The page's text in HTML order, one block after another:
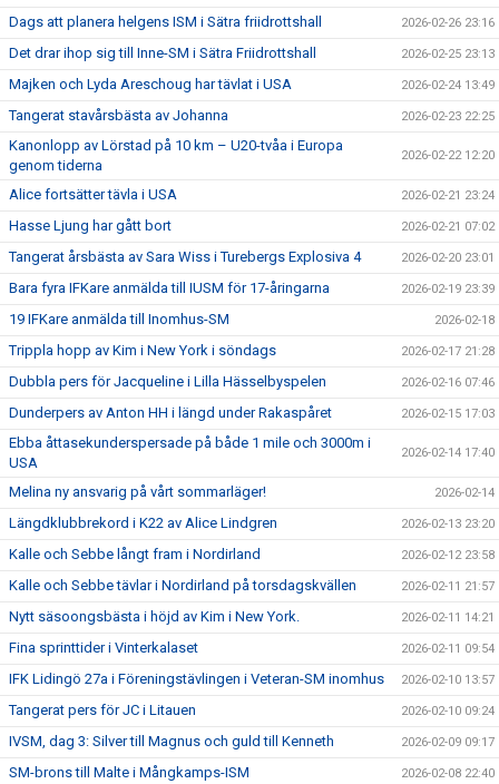
Dags att planera helgens ISM i Sätra friidrottshall 2026-02-26 23:16
Det drar ihop sig till Inne-SM i Sätra Friidrottshall 2026-02-25 23:13
Majken och Lyda Areschoug har tävlat i USA 2026-02-24 13:49
Tangerat stavårsbästa av Johanna 2026-02-23 22:25
Kanonlopp av Lörstad på 10 km – U20-tvåa i Europa
genom tiderna
2026-02-22 12:20
Alice fortsätter tävla i USA 2026-02-21 23:24
Hasse Ljung har gått bort 2026-02-21 07:02
Tangerat årsbästa av Sara Wiss i Turebergs Explosiva 4 2026-02-20 23:01
Bara fyra IFKare anmälda till IUSM för 17-åringarna 2026-02-19 23:39
19 IFKare anmälda till Inomhus-SM 2026-02-18
Trippla hopp av Kim i New York i söndags 2026-02-17 21:28
Dubbla pers för Jacqueline i Lilla Hässelbyspelen 2026-02-16 07:46
Dunderpers av Anton HH i längd under Rakaspåret 2026-02-15 17:03
Ebba åttasekunderspersade på både 1 mile och 3000m i
USA
2026-02-14 17:40
Melina ny ansvarig på vårt sommarläger! 2026-02-14
Längdklubbrekord i K22 av Alice Lindgren 2026-02-13 23:20
Kalle och Sebbe långt fram i Nordirland 2026-02-12 23:58
Kalle och Sebbe tävlar i Nordirland på torsdagskvällen 2026-02-11 21:57
Nytt säsoongsbästa i höjd av Kim i New York. 2026-02-11 14:21
Fina sprinttider i Vinterkalaset 2026-02-11 09:54
IFK Lidingö 27a i Föreningstävlingen i Veteran-SM inomhus 2026-02-10 13:57
Tangerat pers för JC i Litauen 2026-02-10 09:24
IVSM, dag 3: Silver till Magnus och guld till Kenneth 2026-02-09 09:17
SM-brons till Malte i Mångkamps-ISM 2026-02-08 22:40